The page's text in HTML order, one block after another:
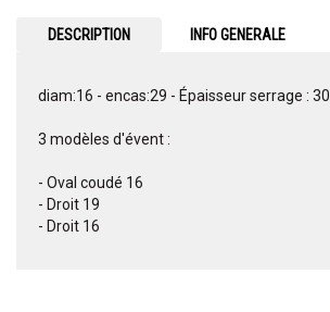
DESCRIPTION INFO GENERALE
diam:16 - encas:29 - Épaisseur serrage : 30
3 modèles d'évent :
- Oval coudé 16
- Droit 19
- Droit 16